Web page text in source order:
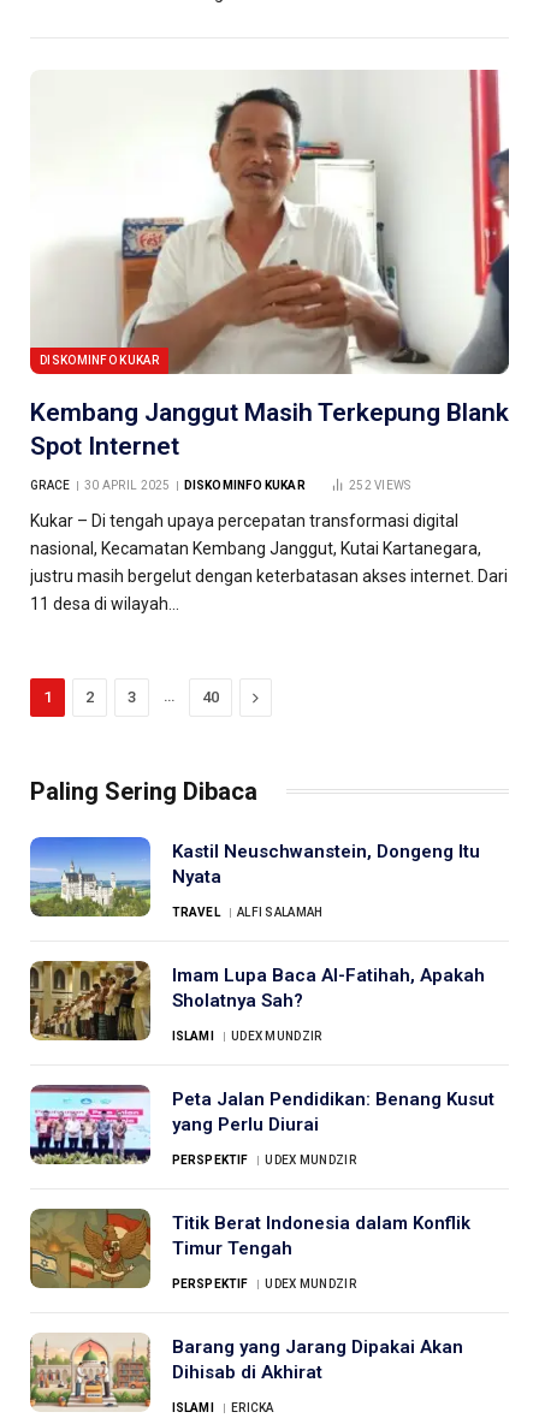
DISKOMINFO KUKAR
Kembang Janggut Masih Terkepung Blank
Spot Internet
GRACE 30 APRIL 2025 DISKOMINFO KUKAR 252VIEWS
Kukar – Di tengah upaya percepatan transformasi digital
nasional, Kecamatan Kembang Janggut, Kutai Kartanegara,
justru masih bergelut dengan keterbatasan akses internet. Dari
11 desa di wilayah…
1 2 3 40 Next
Paling Sering Dibaca
Kastil Neuschwanstein, Dongeng Itu
Nyata
TRAVEL ALFI SALAMAH
Imam Lupa Baca Al-Fatihah, Apakah
Sholatnya Sah?
ISLAMI UDEX MUNDZIR
Peta Jalan Pendidikan: Benang Kusut
yang Perlu Diurai
PERSPEKTIF UDEX MUNDZIR
Titik Berat Indonesia dalam Konflik
Timur Tengah
PERSPEKTIF UDEX MUNDZIR
Barang yang Jarang Dipakai Akan
Dihisab di Akhirat
ISLAMI ERICKA